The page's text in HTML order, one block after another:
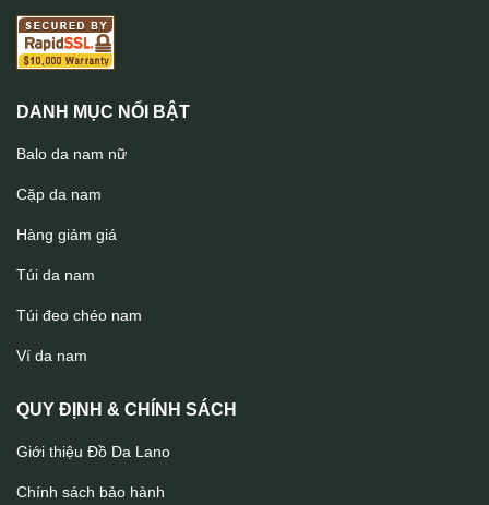
Túi Da Nam Lano Đeo Chéo 13 inch CD47
DANH MỤC NỔI BẬT
Balo da nam nữ
Cặp da nam
Hàng giảm giá
Túi da nam
Túi đeo chéo nam
Ví da nam
QUY ĐỊNH & CHÍNH SÁCH
Giới thiệu Đồ Da Lano
Chính sách bảo hành